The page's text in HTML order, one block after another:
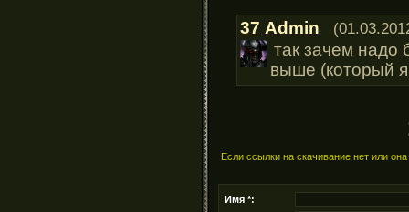
37 Admin
так зачем надо
выше (который
Если ссылки на скачивание нет или
Имя *: